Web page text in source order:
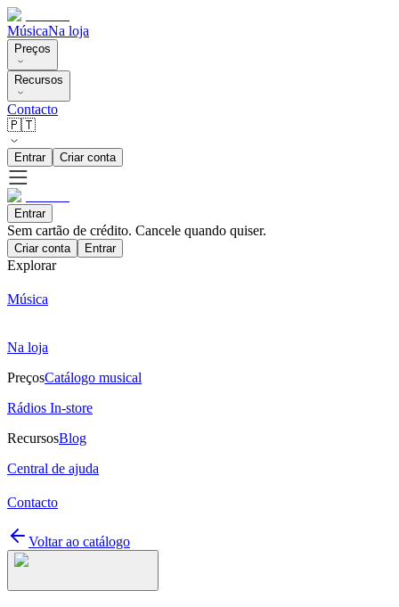
MúsicaNa loja
Preços
Recursos
Contacto
🇵🇹
Entrar Criar conta
Entrar
Sem cartão de crédito. Cancele quando quiser.
Criar conta Entrar
Explorar
Música
Na loja
PreçosCatálogo musical
Rádios In-store
RecursosBlog
Central de ajuda
Contacto
Voltar ao catálogo